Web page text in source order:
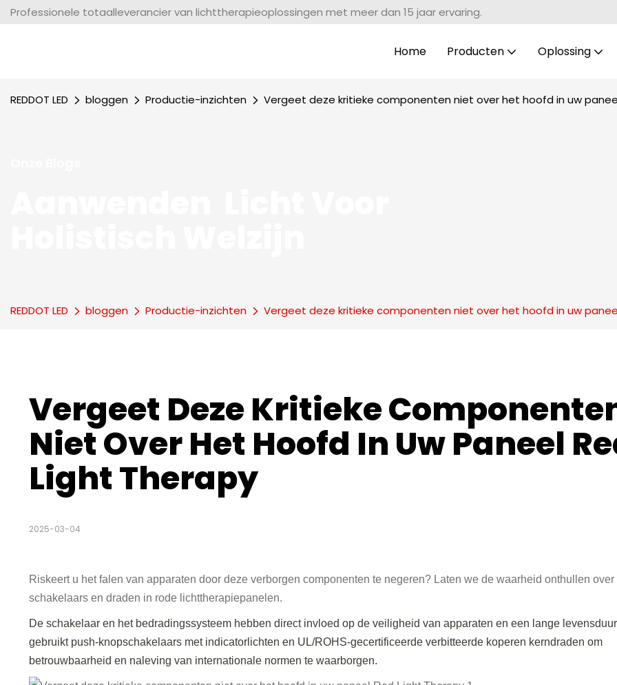
Professionele totaalleverancier van lichttherapieoplossingen met meer dan 15 jaar ervaring.
Home Producten Oplossing
REDDOT LED bloggen Productie-inzichten Vergeet deze kritieke componenten niet over het hoofd in uw
REDDOT LED bloggen Productie-inzichten Vergeet deze kritieke componenten niet over het hoofd in uw
Vergeet Deze Kritieke
Niet Over Het Hoofd In Uw Paneel
Light Therapy
2025-03-04
Riskeert u het falen van apparaten door deze verborgen componenten te negeren? Laten we de waarheid onthullen over
schakelaars en draden in rode lichttherapiepanelen.
De schakelaar en het bedradingssysteem hebben direct invloed op de veiligheid van apparaten en een lange
gebruikt push-knopschakelaars met indicatorlichten en UL/ROHS-gecertificeerde verbitteerde koperen kerndraden om
betrouwbaarheid en naleving van internationale normen te waarborgen.